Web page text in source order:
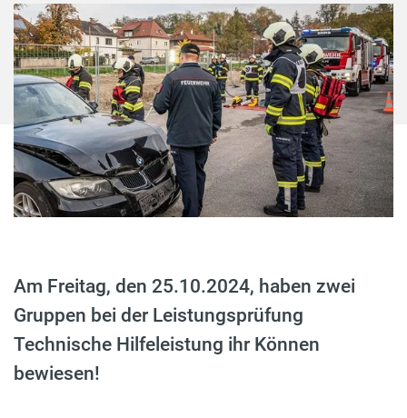
Am Freitag, den 25.10.2024, haben zwei
Gruppen bei der Leistungsprüfung
Technische Hilfeleistung ihr Können
bewiesen!